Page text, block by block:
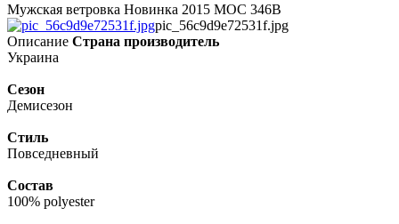
Мужская ветровка Новинка 2015 MOC 346B
pic_56c9d9e72531f.jpg
Описание Страна производитель
Украина
Сезон
Демисезон
Стиль
Повседневный
Состав
100% polyester